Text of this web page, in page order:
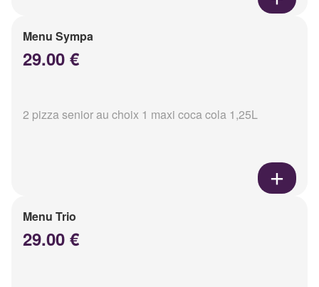
Menu Sympa
29.00 €
2 pizza senior au choix 1 maxi coca cola 1,25L
Menu Trio
29.00 €